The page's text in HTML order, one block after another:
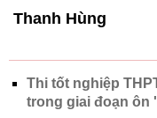
Thanh Hùng
Thi tốt nghiệp
trong giai đoạn ôn